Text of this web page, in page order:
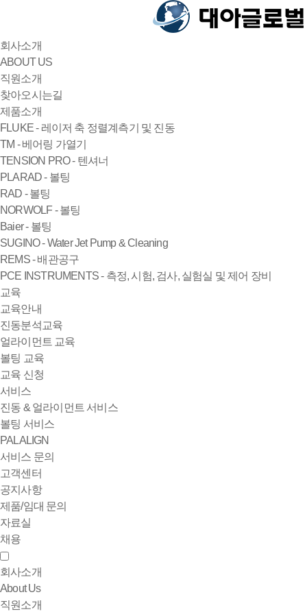
회사소개
ABOUT US
직원소개
찾아오시는길
제품소개
FLUKE - 레이저 축 정렬계측기 및 진동
TM - 베어링 가열기
TENSION PRO - 텐셔너
PLARAD - 볼팅
RAD - 볼팅
NORWOLF - 볼팅
Baier - 볼팅
SUGINO - Water Jet Pump & Cleaning
REMS - 배관공구
PCE INSTRUMENTS - 측정, 시험, 검사, 실험실 및 제어 장비
교육
교육안내
진동분석교육
얼라이먼트 교육
볼팅 교육
교육 신청
서비스
진동 & 얼라이먼트 서비스
볼팅 서비스
PALALIGN
서비스 문의
고객센터
공지사항
제품/임대 문의
자료실
채용
회사소개
About Us
직원소개